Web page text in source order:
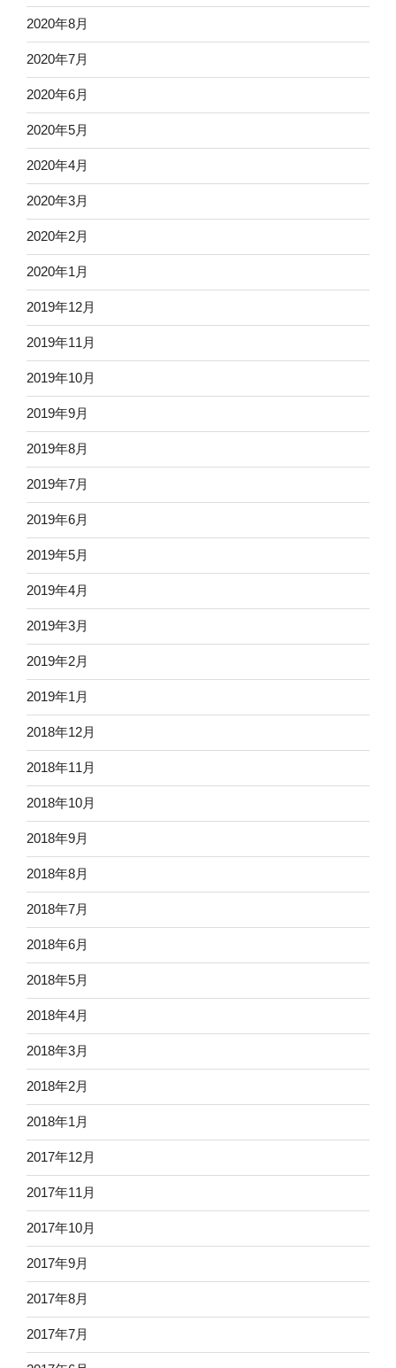
2020年8月
2020年7月
2020年6月
2020年5月
2020年4月
2020年3月
2020年2月
2020年1月
2019年12月
2019年11月
2019年10月
2019年9月
2019年8月
2019年7月
2019年6月
2019年5月
2019年4月
2019年3月
2019年2月
2019年1月
2018年12月
2018年11月
2018年10月
2018年9月
2018年8月
2018年7月
2018年6月
2018年5月
2018年4月
2018年3月
2018年2月
2018年1月
2017年12月
2017年11月
2017年10月
2017年9月
2017年8月
2017年7月